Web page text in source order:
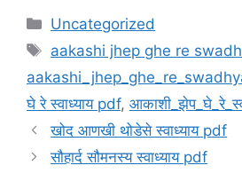
Categories
Uncategorized
Tags
aakashi jhep ghe re
घे रे स्वाध्याय pdf,
खोद आणखी थोडेसे स्वाध्याय pdf
सौहार्द सौमनस्य स्वाध्याय pdf